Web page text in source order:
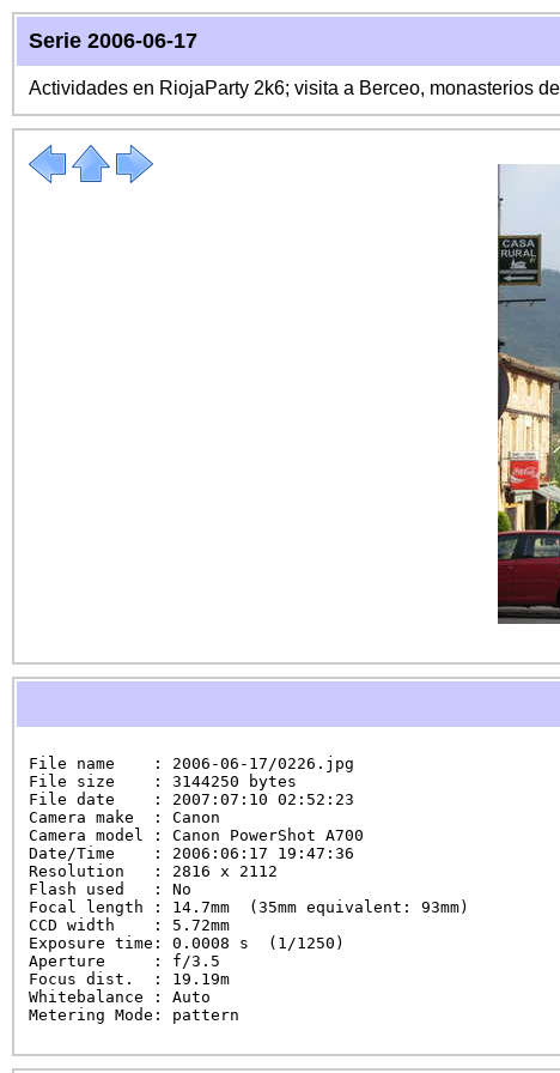
Serie 2006-06-17
Actividades en RiojaParty 2k6; visita a Berceo, monasterios
File name    : 2006-06-17/0226.jpg
File size    : 3144250 bytes
File date    : 2007:07:10 02:52:23
Camera make  : Canon
Camera model : Canon PowerShot A700
Date/Time    : 2006:06:17 19:47:36
Resolution   : 2816 x 2112
Flash used   : No
Focal length : 14.7mm  (35mm equivalent: 93mm)
CCD width    : 5.72mm
Exposure time: 0.0008 s  (1/1250)
Aperture     : f/3.5
Focus dist.  : 19.19m
Whitebalance : Auto
Metering Mode: pattern